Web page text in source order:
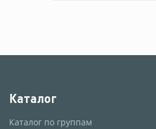
Каталог
Каталог по группам